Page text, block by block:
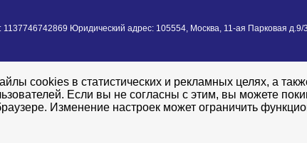
Юридический адрес: 105554, Москва, 11-ая Парковая д.9/
cookies в статистических и рекламных целях, а
Если вы не согласны с этим, вы можете
Изменение настроек может ограничить